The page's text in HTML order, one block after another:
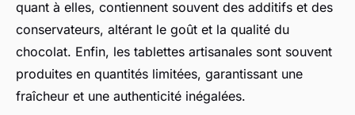
quant à elles, contiennent souvent des additifs et des
conservateurs, altérant le goût et la qualité du
chocolat. Enfin, les tablettes artisanales sont souvent
produites en quantités limitées, garantissant une
fraîcheur et une authenticité inégalées.